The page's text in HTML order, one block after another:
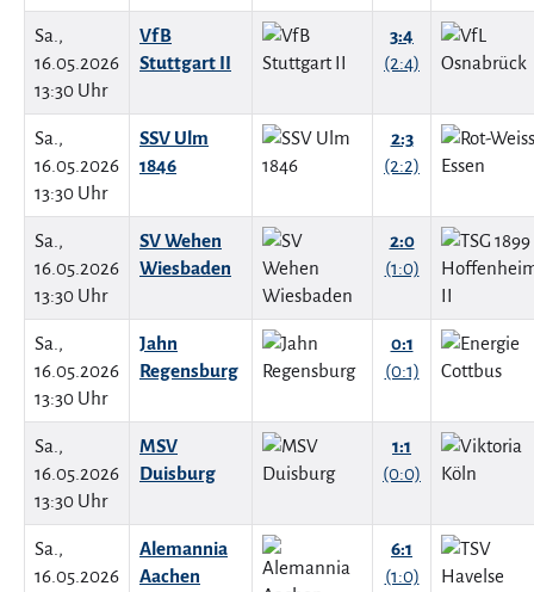
Sa.,
16.05.2026
13:30 Uhr
VfB
Stuttgart II
3:4
(2:4)
Sa.,
16.05.2026
13:30 Uhr
SSV Ulm
1846
2:3
(2:2)
Sa.,
16.05.2026
13:30 Uhr
SV Wehen
Wiesbaden
2:0
(1:0)
Sa.,
16.05.2026
13:30 Uhr
Jahn
Regensburg
0:1
(0:1)
Sa.,
16.05.2026
13:30 Uhr
MSV
Duisburg
1:1
(0:0)
Sa.,
16.05.2026
Alemannia
Aachen
6:1
(1:0)